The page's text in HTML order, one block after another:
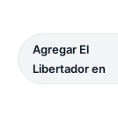
Agregar El
Libertador en